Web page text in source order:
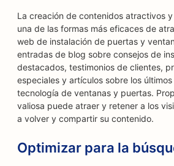
La creación de contenidos atractivos
una de las formas más eficaces de
web de instalación de puertas y
entradas de blog sobre consejos de
destacados, testimonios de clientes,
especiales y artículos sobre los
tecnología de ventanas y puertas.
valiosa puede atraer y retener a los
a volver y compartir su contenido.
Optimizar para la